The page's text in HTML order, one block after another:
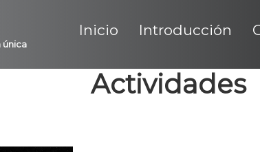
única
Inicio Introducción
Actividades